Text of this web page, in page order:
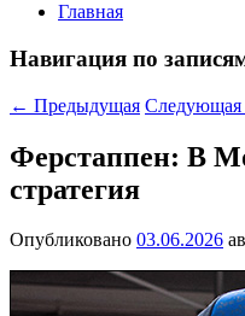
Главная
Навигация по
← Предыдущая Следующая
Ферстаппен: В
стратегия
Опубликовано 03.06.2026